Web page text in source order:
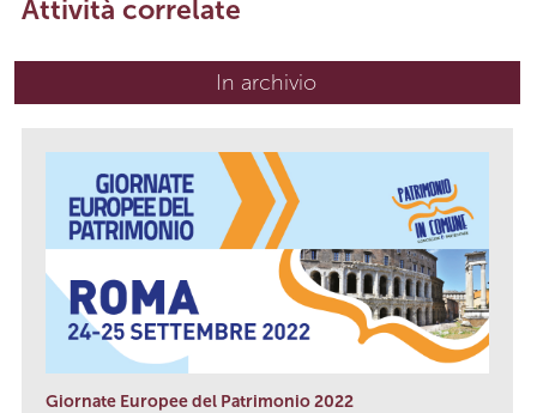
Attività correlate
In archivio
Giornate Europee del Patrimonio 2022